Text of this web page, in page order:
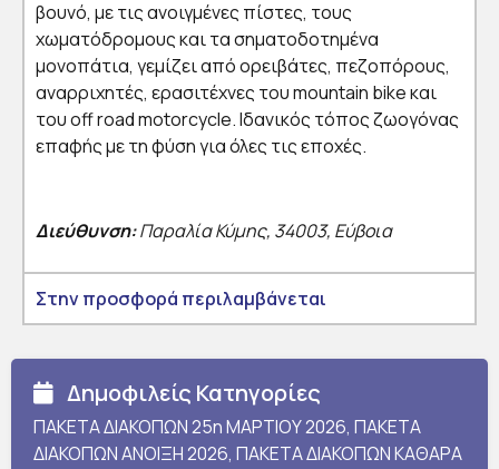
βουνό, με τις ανοιγμένες πίστες, τους
χωματόδρομους και τα σηματοδοτημένα
μονοπάτια, γεμίζει από ορειβάτες, πεζοπόρους,
αναρριχητές, ερασιτέχνες του mountain bike και
του off road motorcycle. Ιδανικός τόπος ζωογόνας
επαφής με τη φύση για όλες τις εποχές.
Διεύθυνση:Παραλία Κύμης, 34003, Εύβοια
Στην προσφορά περιλαμβάνεται
Δημοφιλείς Κατηγορίες
ΠΑΚΕΤΑ ΔΙΑΚΟΠΩΝ 25η ΜΑΡΤΙΟΥ 2026, ΠΑΚΕΤΑ
ΔΙΑΚΟΠΩΝ ΑΝΟΙΞΗ 2026, ΠΑΚΕΤΑ ΔΙΑΚΟΠΩΝ ΚΑΘΑΡΑ